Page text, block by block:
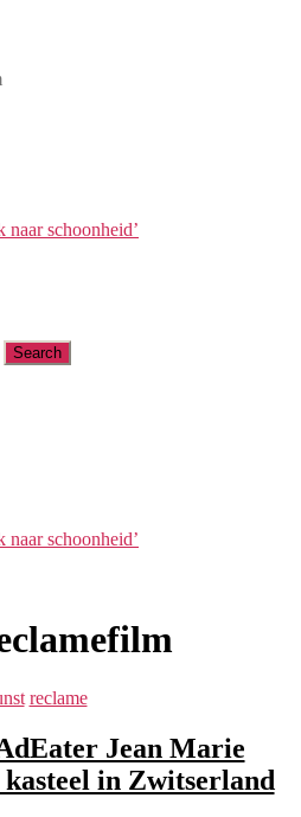
naar schoonheid’
naar schoonheid’
Categories
reclame
Jean Marie
in Zwitserland